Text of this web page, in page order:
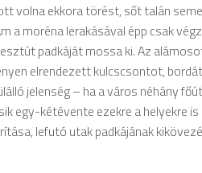
volna ekkora törést, sőt talán
a moréna lerakásával épp csak
padkáját mossa ki. Az
elrendezett kulcscsontot,
jelenség – ha a város néhány
egy-kétévente ezekre a helyekre
lefutó utak padkájának